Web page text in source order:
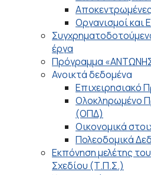
Οργανισμοί και
έργα
Πρόγραμμα
Ανοικτά δεδομένα
Επιχειρησιακό
Ολοκληρωμένο
(ΟΠΔ)
Οικονομικά
Πολεοδομικά
Εκπόνηση μελέτης
Σχεδίου (Τ.Π.Σ.)